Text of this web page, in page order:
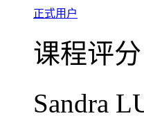
正式用户
课程评分
Sandra